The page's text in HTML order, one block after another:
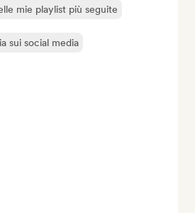
mie playlist più seguite
sui social media